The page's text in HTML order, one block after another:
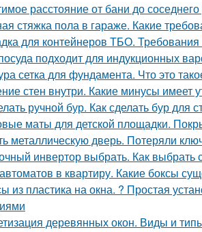
расстояние от бани до
стяжка пола в гараже. Какие
для контейнеров ТБО.
подходит для индукционных
сетка для фундамента. Что это
стен внутри. Какие минусы имеет
ручной бур. Как сделать бур для
маты для детской площадки.
металлическую дверь. Потеряли
инвертор выбрать. Как выбрать
в квартиру. Какие боксы
из пластика на окна. ? Простая
деревянных окон. Виды и